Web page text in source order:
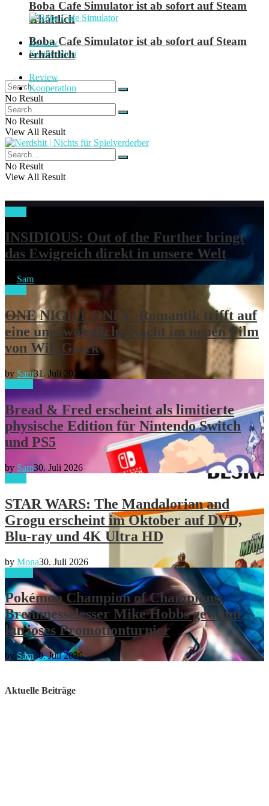
Boba Cafe Simulator ist ab sofort auf Steam
erhältlich
Review
Kooperation
No Result
View All Result
Boba Cafe Simulator ist ab sofort auf Steam
erhältlich
Review
Kooperation
No Result
View All Result
No Result
View All Result
INSIDIOUS: Out of the Further bringt
das Ewigreich direkt in unsere Welt
Sam
ONE NIGHT ONLY: Romantik trifft auf
eine ungewöhnliche Nacht im neuen Film
von Will Gluck
by Sam31. Juli 2026
Bread & Fred erscheint als limitierte
physische Edition für Nintendo Switch
und PS5
by Sam30. Juli 2026
STAR WARS: The Mandalorian and
Grogu erscheint im Oktober auf DVD,
Blu-ray und 4K Ultra HD
by Mona30. Juli 2026
Pokémon Champion of Champions:
Brennnesselesser Mike Hobbs gewinnt
kurioses Promotionturnier
by Sam30. Juli 2026
Aktuelle Beiträge